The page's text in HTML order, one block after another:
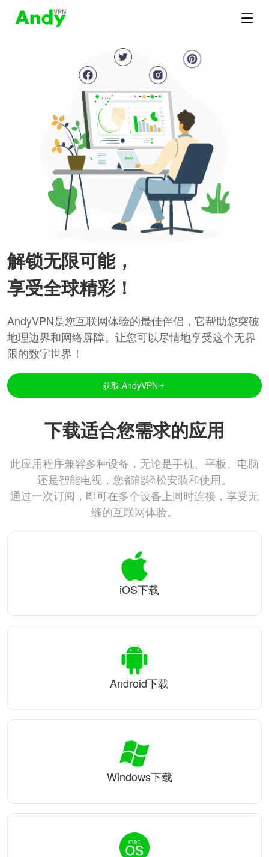
解锁无限可能，
享受全球精彩！
AndyVPN是您互联网体验的最佳伴侣，它帮助您突破
地理边界和网络屏障。让您可以尽情地享受这个无界
限的数字世界！
获取 AndyVPN
下载适合您需求的应用
此应用程序兼容多种设备，无论是手机、平板、电脑
还是智能电视，您都能轻松安装和使用。
通过一次订阅，即可在多个设备上同时连接，享受无
缝的互联网体验。
iOS下载
Android下载
Windows下载